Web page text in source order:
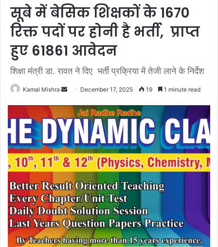
सूबे में बेसिक शिक्षकों के 1670
रिक्त पदों पर होनी है भर्ती, प्राप्त
हुए 61861 आवेदन
शिक्षा मंत्री डा. रावत ने दिए भर्ती प्रक्रिया में तेजी लाने के निर्देश
Kamal Mishra
Send
email
December 17, 2025 19 1 minute read